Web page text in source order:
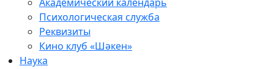
Психологическая служба
Реквизиты
Кино клуб «Шәкен»
Наука